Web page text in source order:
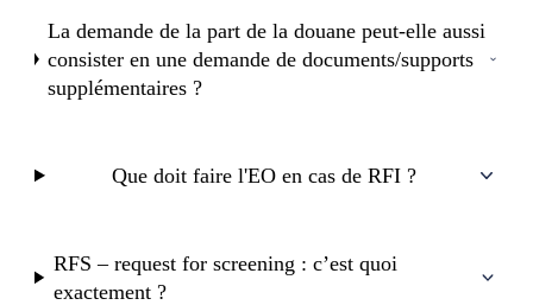
La demande de la part de la douane peut-elle aussi
consister en une demande de documents/supports
supplémentaires ?
Que doit faire l'EO en cas de RFI ?
RFS – request for screening : c’est quoi
exactement ?